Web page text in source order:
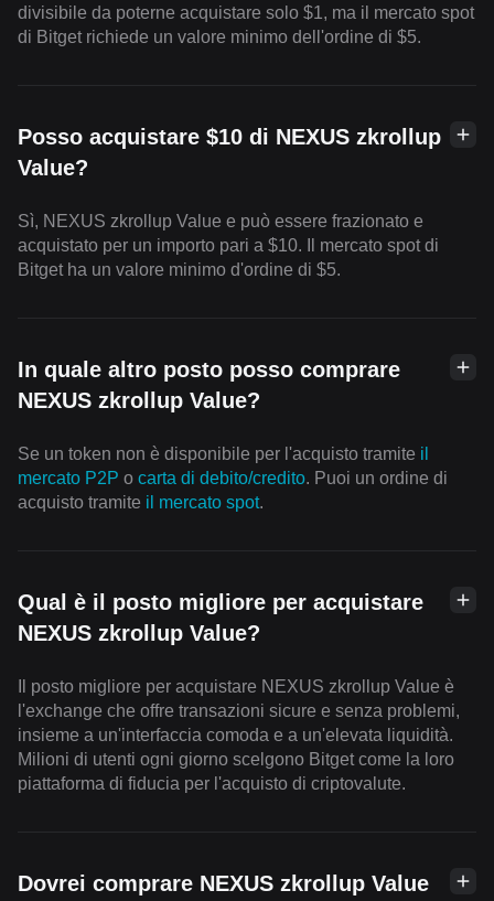
divisibile da poterne acquistare solo $1, ma il mercato spot
di Bitget richiede un valore minimo dell'ordine di $5.
Posso acquistare $10 di NEXUS zkrollup
Value?
Sì, NEXUS zkrollup Value e può essere frazionato e
acquistato per un importo pari a $10. Il mercato spot di
Bitget ha un valore minimo d'ordine di $5.
In quale altro posto posso comprare
NEXUS zkrollup Value?
Se un token non è disponibile per l'acquisto tramite il
mercato P2P o carta di debito/credito. Puoi un ordine di
acquisto tramite il mercato spot.
Qual è il posto migliore per acquistare
NEXUS zkrollup Value?
Il posto migliore per acquistare NEXUS zkrollup Value è
l'exchange che offre transazioni sicure e senza problemi,
insieme a un'interfaccia comoda e a un'elevata liquidità.
Milioni di utenti ogni giorno scelgono Bitget come la loro
piattaforma di fiducia per l'acquisto di criptovalute.
Dovrei comprare NEXUS zkrollup Value